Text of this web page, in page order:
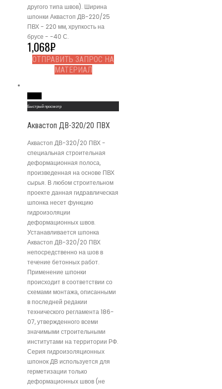
другого типа швов). Ширина
шпонки Аквастоп ДВ-220/25
ПВХ - 220 мм, хрупкость на
брусе - -40 С.
1,068₽
ОТПРАВИТЬ ЗАПРОС НА
МАТЕРИАЛ
Быстрый просмотр
Аквастоп ДВ-320/20 ПВХ
Аквастоп ДВ-320/20 ПВХ -
специальная строительная
деформационная полоса,
произведенная на основе ПВХ
сырья. В любом строительном
проекте данная гидравлическая
шпонка несет функцию
гидроизоляции
деформационных швов.
Устанавливается шпонка
Аквастоп ДВ-320/20 ПВХ
непосредственно на шов в
течение бетонных работ.
Применение шпонки
происходит в соответствии со
схемами монтажа, описанными
в последней редакии
технического регламента 186-
07, утвержденного всеми
значимыми строительными
институтами на территории РФ.
Серия гидроизоляционных
шпонок ДВ используется для
герметизации только
деформационных швов (не